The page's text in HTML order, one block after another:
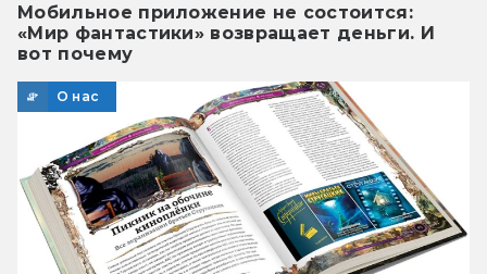
Мобильное приложение не состоится:
«Мир фантастики» возвращает деньги. И
вот почему
О нас